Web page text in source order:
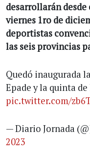
desarrollarán
viernes 1ro de
deportistas
las seis provincias
Quedó inaugurada
Epade y la quinta de
pic.twitter.com/
— Diario Jornada
2023